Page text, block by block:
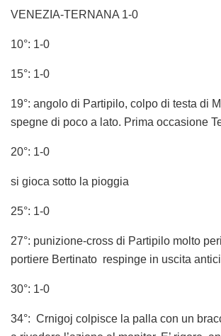
VENEZIA-TERNANA 1-0
10°: 1-0
15°: 1-0
19°: angolo di Partipilo, colpo di testa di
spegne di poco a lato. Prima occasione
20°: 1-0
si gioca sotto la pioggia
25°: 1-0
27°: punizione-cross di Partipilo molto
portiere Bertinato respinge in uscita
30°: 1-0
34°: Crnigoj colpisce la palla con un